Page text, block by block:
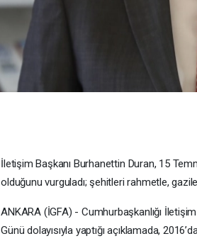
İletişim Başkanı Burhanettin Duran, 15
olduğunu vurguladı; şehitleri rahmetle,
ANKARA (İGFA) - Cumhurbaşkanlığı
Günü dolayısıyla yaptığı açıklamada,